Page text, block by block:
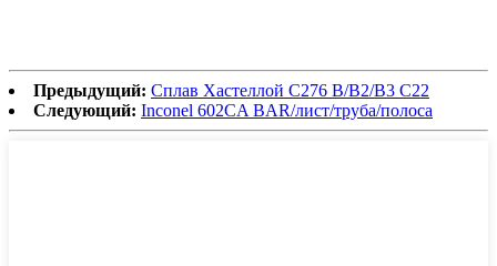
Предыдущий: Сплав Хастеллой C276 B/B2/B3 C22
Следующий: Inconel 602CA BAR/лист/труба/полоса